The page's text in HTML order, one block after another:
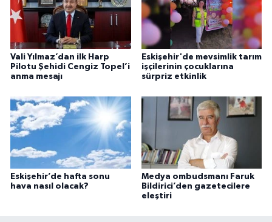
Vali Yılmaz’dan ilk Harp
Pilotu Şehidi Cengiz Topel’i
anma mesajı
Eskişehir'de mevsimlik tarım
işçilerinin çocuklarına
sürpriz etkinlik
Eskişehir’de hafta sonu
hava nasıl olacak?
Medya ombudsmanı Faruk
Bildirici’den gazetecilere
eleştiri